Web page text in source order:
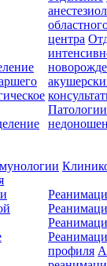
центра
профиля